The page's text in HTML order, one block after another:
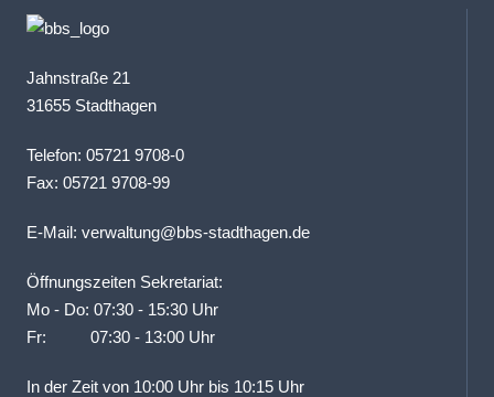
Jahnstraße 21
31655 Stadthagen
Telefon: 05721 9708-0
Fax: 05721 9708-99
E-Mail: verwaltung@bbs-stadthagen.de
Öffnungszeiten Sekretariat:
Mo - Do: 07:30 - 15:30 Uhr
Fr: 07:30 - 13:00 Uhr
In der Zeit von 10:00 Uhr bis 10:15 Uhr